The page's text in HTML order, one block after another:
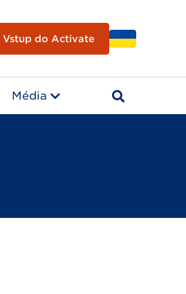
Vstup do Activate
Média